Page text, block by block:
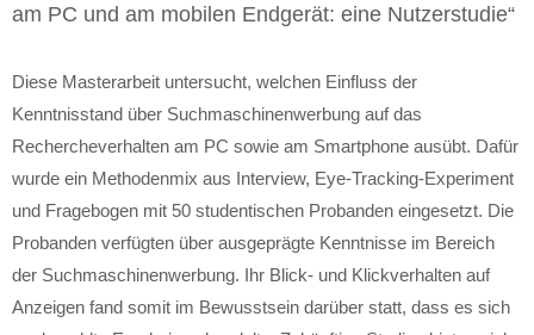
am PC und am mobilen Endgerät: eine Nutzerstudie“
Diese Masterarbeit untersucht, welchen Einfluss der
Kenntnisstand über Suchmaschinenwerbung auf das
Rechercheverhalten am PC sowie am Smartphone ausübt. Dafür
wurde ein Methodenmix aus Interview, Eye-Tracking-Experiment
und Fragebogen mit 50 studentischen Probanden eingesetzt. Die
Probanden verfügten über ausgeprägte Kenntnisse im Bereich
der Suchmaschinenwerbung. Ihr Blick- und Klickverhalten auf
Anzeigen fand somit im Bewusstsein darüber statt, dass es sich